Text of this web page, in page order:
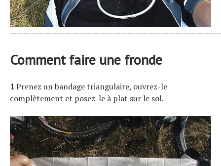
Comment faire une fronde
1 Prenez un bandage triangulaire, ouvrez-le
complètement et posez-le à plat sur le sol.